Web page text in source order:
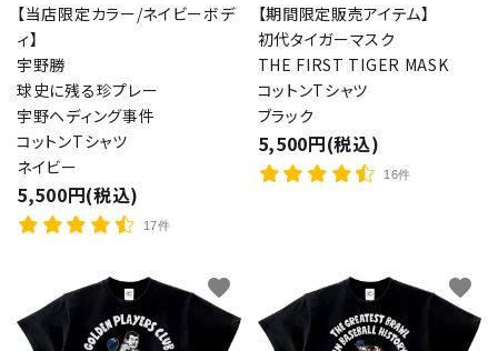
【当店限定カラー/ネイビーボデ
ィ】
宇野勝
球史に残る珍プレー
宇野ヘディング事件
コットンTシャツ
ネイビー
5,500円(税込)
17件
【期間限定販売アイテム】
初代タイガーマスク
THE FIRST TIGER MASK
コットンTシャツ
ブラック
5,500円(税込)
16件
favorite favorite